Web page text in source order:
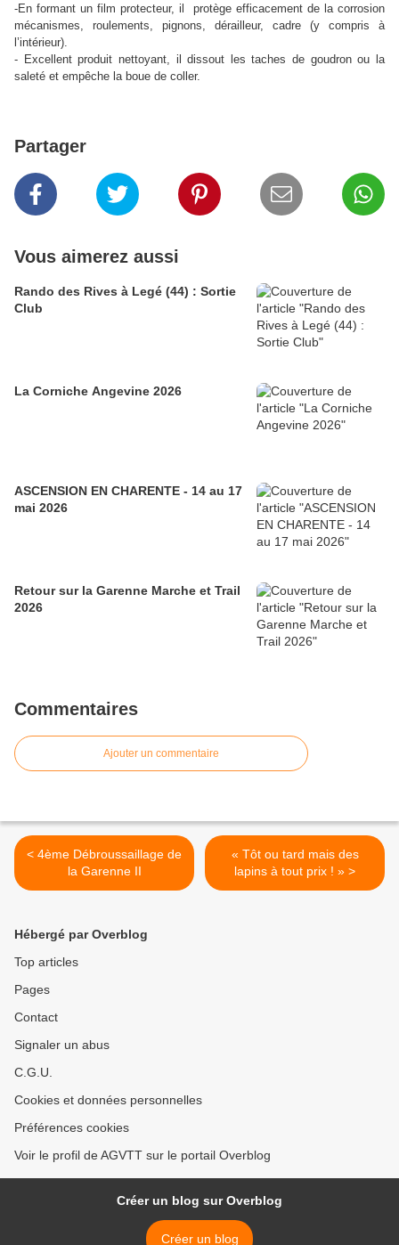
-En formant un film protecteur, il protège efficacement de la corrosion
mécanismes, roulements, pignons, dérailleur, cadre (y compris à
l’intérieur).
- Excellent produit nettoyant, il dissout les taches de goudron ou la
saleté et empêche la boue de coller.
Partager
Vous aimerez aussi
Rando des Rives à Legé (44) : Sortie
Club
La Corniche Angevine 2026
ASCENSION EN CHARENTE - 14 au 17
mai 2026
Retour sur la Garenne Marche et Trail
2026
Commentaires
Ajouter un commentaire
< 4ème Débroussaillage de
la Garenne II
« Tôt ou tard mais des
lapins à tout prix ! » >
Hébergé par Overblog
Top articles
Pages
Contact
Signaler un abus
C.G.U.
Cookies et données personnelles
Préférences cookies
Voir le profil de AGVTT sur le portail Overblog
Créer un blog sur Overblog
Créer un blog